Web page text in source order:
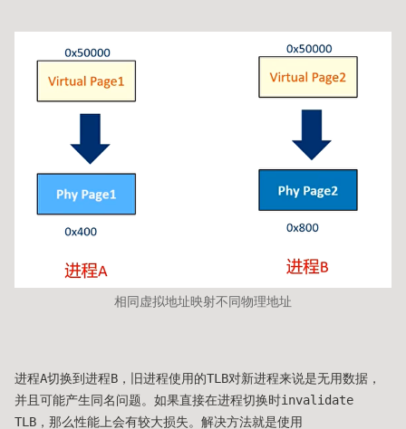
相同虚拟地址映射不同物理地址
进程A切换到进程B，旧进程使用的TLB对新进程来说是无用数据，
并且可能产生同名问题。如果直接在进程切换时invalidate
TLB，那么性能上会有较大损失。解决方法就是使用